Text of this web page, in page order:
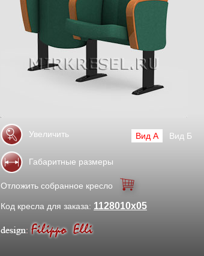
Вид А Вид Б
Увеличить
Габаритные размеры
Отложить собранное кресло
Код кресла для заказа: 1128010x05